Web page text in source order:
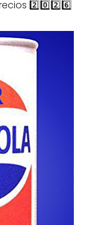
2️⃣0️⃣2️⃣6️⃣